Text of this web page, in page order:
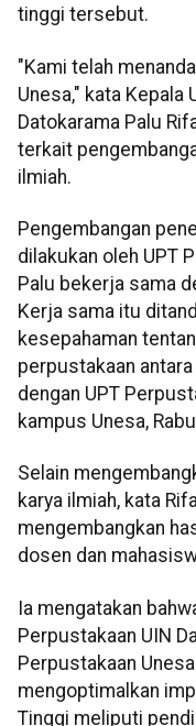
tinggi tersebut.
"Kami telah
Unesa," kata Kepala
Datokarama Palu
terkait
ilmiah.
Pengembangan
dilakukan oleh UPT
Palu bekerja sama
Kerja sama itu
kesepahaman
perpustakaan
dengan UPT
kampus Unesa,
Selain
karya ilmiah, kata
mengembangkan
dosen dan
Ia mengatakan
Perpustakaan UIN
Perpustakaan
mengoptimalkan
Tinggi meliputi